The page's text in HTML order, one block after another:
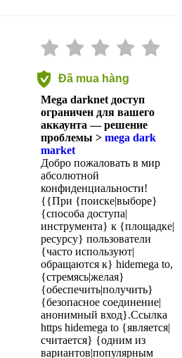
Đã mua hàng
Mega darknet доступ
ограничен для вашего
аккаунта — решение
проблемы > mega dark
market
Добро пожаловать в мир
абсолютной
конфиденциальности!
{{При {поиске|выборе}
{способа доступа|
инструмента} к {площадке|
ресурсу} пользователи
{часто используют|
обращаются к} hidemega to,
{стремясь|желая}
{обеспечить|получить}
{безопасное соединение|
анонимный вход}.Ссылка
https hidemega to {является|
считается} {одним из
вариантов|популярным